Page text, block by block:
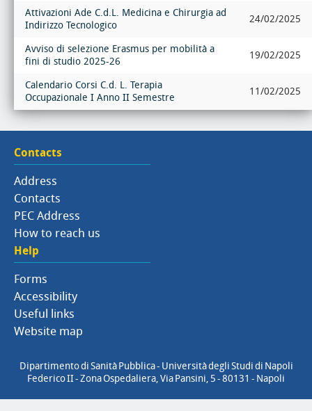
Attivazioni Ade C.d.L. Medicina e Chirurgia ad
Indirizzo Tecnologico
24/02/2025
Avviso di selezione Erasmus per mobilità a
fini di studio 2025-26
19/02/2025
Calendario Corsi C.d. L. Terapia
Occupazionale I Anno II Semestre
11/02/2025
Contacts
Address
Contacts
PEC Address
How to reach us
Help
Forms
Accessibility
Useful links
Website map
Dipartimento di Sanità Pubblica - Università degli Studi di Napoli
Federico II - Zona Ospedaliera, Via Pansini, 5 - 80131 - Napoli